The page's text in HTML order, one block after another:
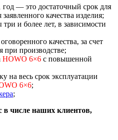
год — это достаточный срок для
качества изделия;
и более лет, в зависимости
качества, за счет
при производстве;
HOWO 6×6 с повышенной
на весь срок эксплуатации
6×6;
;
в числе наших клиентов,